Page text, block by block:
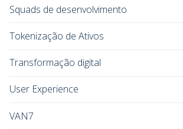
Squads de desenvolvimento
Tokenização de Ativos
Transformação digital
User Experience
VAN7